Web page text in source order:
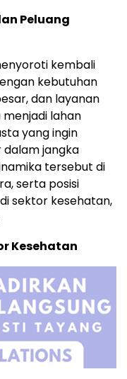
Peluang
kembali
kebutuhan
dan layanan
lahan
yang ingin
jangka
tersebut di
serta posisi
sektor kesehatan,
Kesehatan